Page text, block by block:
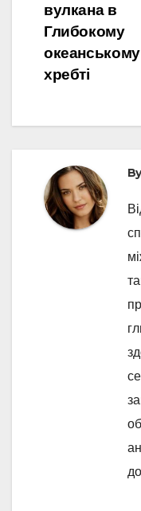
вулкана в
Глибокому
океанському
хребті